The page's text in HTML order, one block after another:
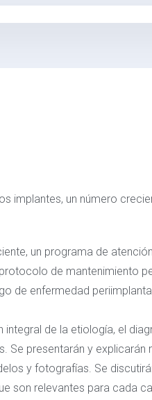
implantes, un número
un programa de
de mantenimiento
de enfermedad
integral de la etiología, el
Se presentarán y
y fotografías. Se
son relevantes para cada